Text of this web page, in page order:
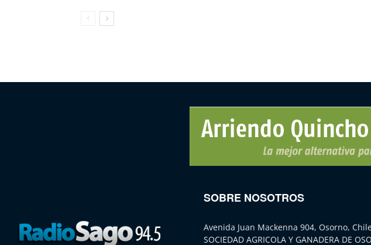
SOBRE NOSOTROS
Avenida Juan Mackenna 904, Osorno,
SOCIEDAD AGRICOLA Y GANADERA DE